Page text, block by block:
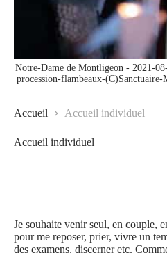
Notre-Dame de Montligeon - 2021-
procession-flambeaux-
Accueil Accueil individuel
Accueil individuel
Je souhaite venir seul, en couple,
pour me reposer, prier, vivre un
des examens, discerner etc.